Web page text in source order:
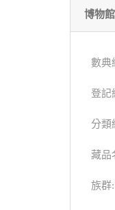
博物
數典
登記
分類
藏品
族群